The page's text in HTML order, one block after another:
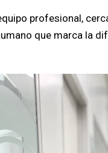
profesional,
que marca la